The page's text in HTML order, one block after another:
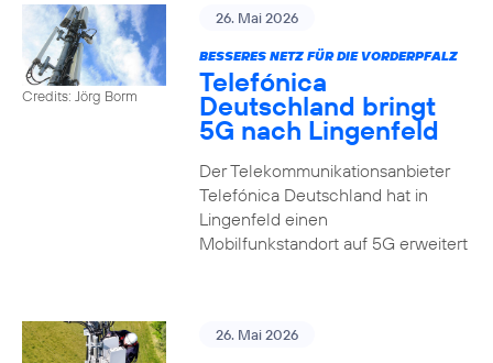
Credits: Jörg Borm
26. Mai 2026
BESSERES NETZ FÜR DIE VORDERPFALZ
Telefónica
Deutschland bringt
5G nach Lingenfeld
Der Telekommunikationsanbieter
Telefónica Deutschland hat in
Lingenfeld einen
Mobilfunkstandort auf 5G erweitert
26. Mai 2026